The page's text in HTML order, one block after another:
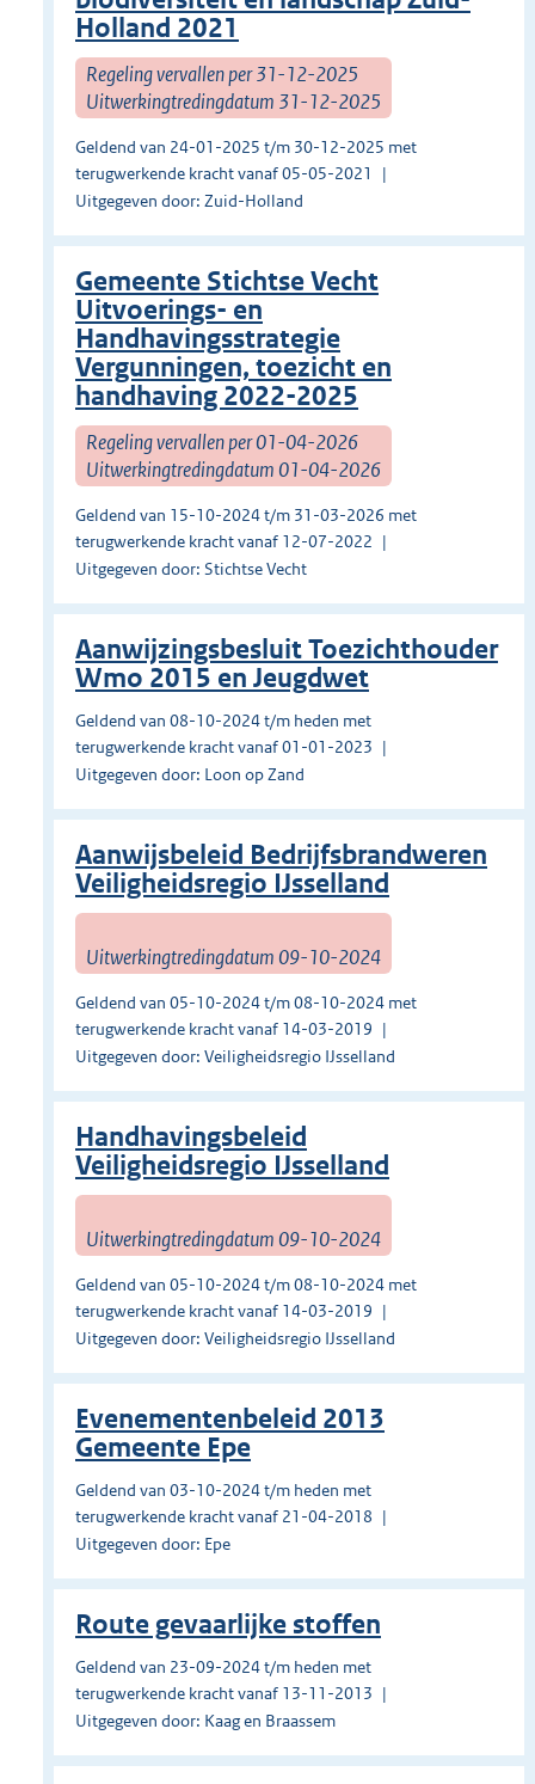
Holland 2021
Regeling vervallen per 31-12-2025
Uitwerkingtredingdatum 31-12-2025
Geldend van 24-01-2025 t/m 30-12-2025 met
terugwerkende kracht vanaf 05-05-2021
Uitgegeven door: Zuid-Holland
Gemeente Stichtse Vecht
Uitvoerings- en
Handhavingsstrategie
Vergunningen, toezicht en
handhaving 2022-2025
Regeling vervallen per 01-04-2026
Uitwerkingtredingdatum 01-04-2026
Geldend van 15-10-2024 t/m 31-03-2026 met
terugwerkende kracht vanaf 12-07-2022
Uitgegeven door: Stichtse Vecht
Aanwijzingsbesluit Toezichthouder
Wmo 2015 en Jeugdwet
Geldend van 08-10-2024 t/m heden met
terugwerkende kracht vanaf 01-01-2023
Uitgegeven door: Loon op Zand
Aanwijsbeleid Bedrijfsbrandweren
Veiligheidsregio IJsselland
Uitwerkingtredingdatum 09-10-2024
Geldend van 05-10-2024 t/m 08-10-2024 met
terugwerkende kracht vanaf 14-03-2019
Uitgegeven door: Veiligheidsregio IJsselland
Handhavingsbeleid
Veiligheidsregio IJsselland
Uitwerkingtredingdatum 09-10-2024
Geldend van 05-10-2024 t/m 08-10-2024 met
terugwerkende kracht vanaf 14-03-2019
Uitgegeven door: Veiligheidsregio IJsselland
Evenementenbeleid 2013
Gemeente Epe
Geldend van 03-10-2024 t/m heden met
terugwerkende kracht vanaf 21-04-2018
Uitgegeven door: Epe
Route gevaarlijke stoffen
Geldend van 23-09-2024 t/m heden met
terugwerkende kracht vanaf 13-11-2013
Uitgegeven door: Kaag en Braassem